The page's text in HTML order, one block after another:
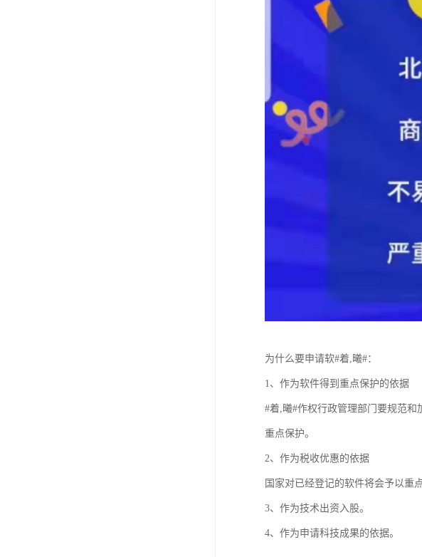
为什么要申请软#着,曦#：
1、作为软件得到重点保护的依据
#着,曦#作权行政管理部门要规范
重点保护。
2、作为税收优惠的依据
国家对已经登记的软件将会予以重
3、作为技术出资入股。
4、作为申请科技成果的依据。